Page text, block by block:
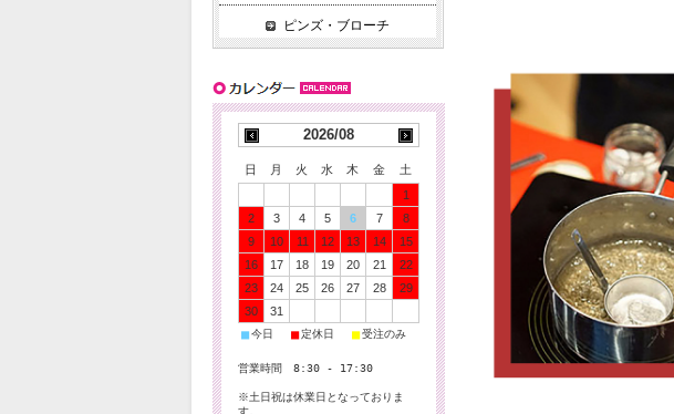
ピンズ・ブローチ
2026/08
日 月 火 水 木 金
土
1
2
3 4 5 6 7
8
9
10 11 12 13 14
15
16
17 18 19 20 21
22
23
24 25 26 27 28
29
30
31
■ 今日 ■ 定休日 ■ 受注のみ
営業時間 8:30 - 17:30
※土日祝は休業日となっておりま
す。